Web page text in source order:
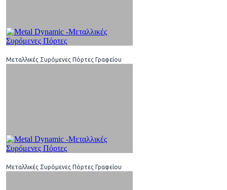
Μεταλλικές Συρόμενες Πόρτες Γραφείου
Μεταλλικές Συρόμενες Πόρτες Γραφείου